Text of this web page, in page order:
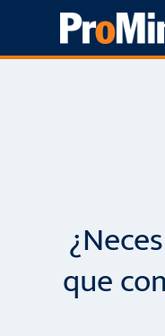
contenido
que